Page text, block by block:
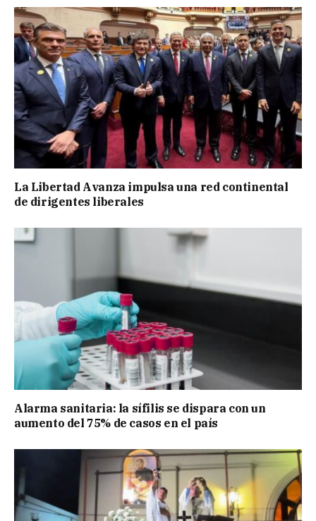
La Libertad Avanza impulsa una red continental
de dirigentes liberales
Alarma sanitaria: la sífilis se dispara con un
aumento del 75% de casos en el país